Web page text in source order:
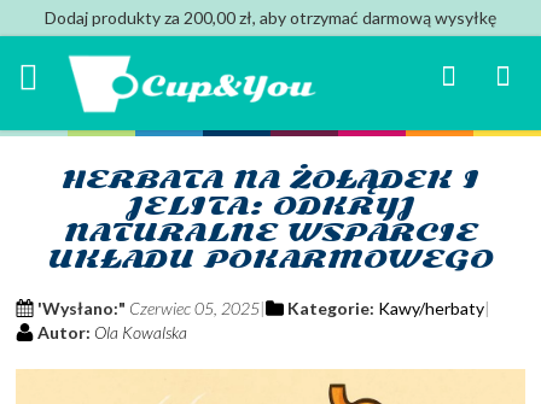
Dodaj produkty za 200,00 zł, aby otrzymać darmową wysyłkę
Mój
Search
HERBATA NA ŻOŁĄDEK I
JELITA: ODKRYJ
NATURALNE WSPARCIE
UKŁADU POKARMOWEGO
'Wysłano:" Czerwiec 05, 2025 Kategorie: Kawy/herbaty
Autor: Ola Kowalska